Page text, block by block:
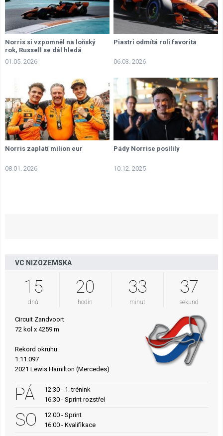
Norris si vzpomněl na loňský
rok, Russell se dál hledá
01.05. 2026
Piastri odmítá roli favorita
06.03. 2026
Norris zaplatí milion eur
08.01. 2026
Pády Norrise posílily
10.12. 2025
VC NIZOZEMSKA
15
dnů
20
hodin
33
minut
36
sekund
Circuit Zandvoort
72 kol x 4259 m
Rekord okruhu:
1:11.097
2021 Lewis Hamilton (Mercedes)
PÁ
12:30 - 1. trénink
16:30 - Sprint rozstřel
SO
12:00 - Sprint
16:00 - Kvalifikace